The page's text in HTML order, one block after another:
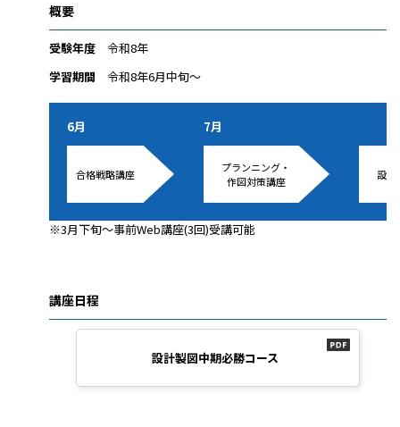
概要
受験年度
令和8年
学習期間
令和8年6月中旬～
6月 7月
合格戦略講座
プランニング・
作図対策講座
設計
※3月下旬～事前Web講座(3回)受講可能
講座日程
設計製図中期必勝コース